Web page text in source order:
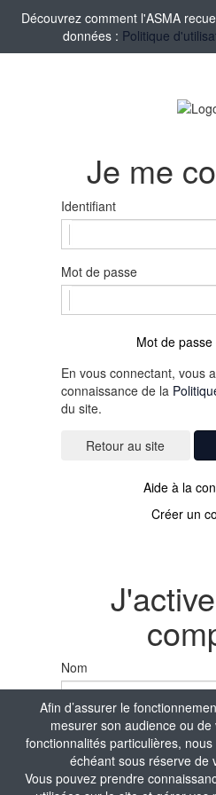
Afin d’assurer le
mesurer son audience ou
fonctionnalités particulières,
échéant sous réserve de
Vous pouvez prendre
Découvrez comment l'ASMA
données : Politique
Je me
Identifiant
Mot de passe
Mot de
En vous connectant, vous
connaissance de la
du site.
Aide à la
Créer un
Nom
Prénom